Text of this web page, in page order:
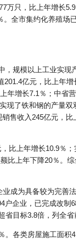
万只，比上年增长
全市集约化养殖场
规模以上工业实现
亿元，比上年
年增长7.1％；中省
现了铁和钢的产量
售收入245亿元，
比上年增长10.9％
比上年下降20％。
成为具备较为完善
企业，已完成改制
目标3.8倍，列全省
各类房屋施工面积